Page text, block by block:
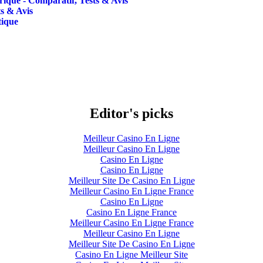
& Avis
Editor's picks
Meilleur Casino En Ligne
Meilleur Casino En Ligne
Casino En Ligne
Casino En Ligne
Meilleur Site De Casino En Ligne
Meilleur Casino En Ligne France
Casino En Ligne
Casino En Ligne France
Meilleur Casino En Ligne France
Meilleur Casino En Ligne
Meilleur Site De Casino En Ligne
Casino En Ligne Meilleur Site